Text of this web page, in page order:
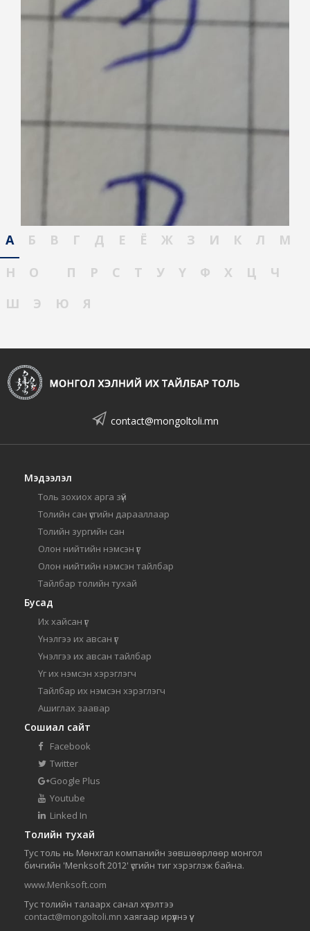
А Б В Г Д Е Ё Ж З И К Л
М
Н
О П Р С Т У Ү Ф Х Ц
Ч
Ш
Э Ю Я
contact@mongoltoli.mn
Мэдээлэл
Толь зохиох арга зүй
Толийн сан үсгийн дарааллаар
Толийн зургийн сан
Олон нийтийн нэмсэн үг
Олон нийтийн нэмсэн тайлбар
Тайлбар толийн тухай
Бусад
Их хайсан үг
Үнэлгээ их авсан үг
Үнэлгээ их авсан тайлбар
Үг их нэмсэн хэрэглэгч
Тайлбар их нэмсэн хэрэглэгч
Ашиглах заавар
Сошиал сайт
Facebook
Twitter
Google Plus
Youtube
Linked In
Толийн тухай
Тус толь нь Мөнхгал компанийн зөвшөөрлөөр монгол
бичгийн 'Menksoft 2012' үсгийн тиг хэрэглэж байна.
www.Menksoft.com
Тус толийн талаарх санал хүсэлтээ
contact@mongoltoli.mn хаягаар ирүүлнэ үү.